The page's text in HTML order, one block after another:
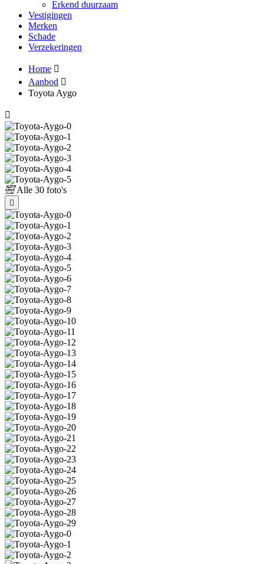
Erkend duurzaam
Vestigingen
Merken
Schade
Verzekeringen
Home
Aanbod
Toyota Aygo
Alle 30 foto's